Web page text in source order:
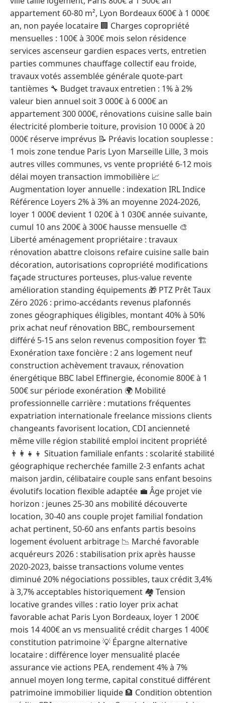
appartement 60-80 m², Lyon Bordeaux 600€ à 1 000€
an, non payée locataire 🏢 Charges copropriété
mensuelles : 100€ à 300€ mois selon résidence
services ascenseur gardien espaces verts, entretien
parties communes chauffage collectif eau froide,
travaux votés assemblée générale quote-part
tantièmes 🔧 Budget travaux entretien : 1% à 2%
valeur bien annuel soit 3 000€ à 6 000€ an
appartement 300 000€, rénovations cuisine salle bain
électricité plomberie toiture, provision 10 000€ à 20
000€ réserve imprévus 📝 Préavis location souplesse :
1 mois zone tendue Paris Lyon Marseille Lille, 3 mois
autres villes communes, vs vente propriété 6-12 mois
délai moyen transaction immobilière 📈
Augmentation loyer annuelle : indexation IRL Indice
Référence Loyers 2% à 3% an moyenne 2024-2026,
loyer 1 000€ devient 1 020€ à 1 030€ année suivante,
cumul 10 ans 200€ à 300€ hausse mensuelle 🎨
Liberté aménagement propriétaire : travaux
rénovation abattre cloisons refaire cuisine salle bain
décoration, autorisations copropriété modifications
façade structures porteuses, plus-value revente
amélioration standing équipements 🎁 PTZ Prêt Taux
Zéro 2026 : primo-accédants revenus plafonnés
zones géographiques éligibles, montant 40% à 50%
prix achat neuf rénovation BBC, remboursement
différé 5-15 ans selon revenus composition foyer 🏗️
Exonération taxe foncière : 2 ans logement neuf
construction achèvement travaux, rénovation
énergétique BBC label Effinergie, économie 800€ à 1
500€ sur période exonération 🌍 Mobilité
professionnelle carrière : mutations fréquentes
expatriation internationale freelance missions clients
changeants favorisent location, CDI ancienneté
même ville région stabilité emploi incitent propriété
👨‍👩‍👧‍👦 Situation familiale enfants : scolarité stabilité
géographique recherchée famille 2-3 enfants achat
maison jardin, célibataire couple sans enfant besoins
évolutifs location flexible adaptée 💼 Âge projet vie
horizon : jeunes 25-30 ans mobilité découverte
location, 30-40 ans couple projet familial fondation
achat pertinent, 50-60 ans enfants partis besoins
logement évoluent arbitrage 📉 Marché favorable
acquéreurs 2026 : stabilisation prix après hausse
2020-2023, baisse transactions volume ventes
diminué 20% négociations possibles, taux crédit 3,4%
à 3,7% acceptables historiquement 🏘️ Tension
locative grandes villes : ratio loyer prix achat
favorable achat Paris Lyon Bordeaux, loyer 1 200€
mois 14 400€ an vs mensualité crédit charges 1 400€
constitution patrimoine 💡 Épargne alternative
locataire : différence loyer mensualité placée
assurance vie actions PEA, rendement 4% à 7%
annuel moyen long terme, capital constitué différent
patrimoine immobilier liquide 🏦 Condition obtention